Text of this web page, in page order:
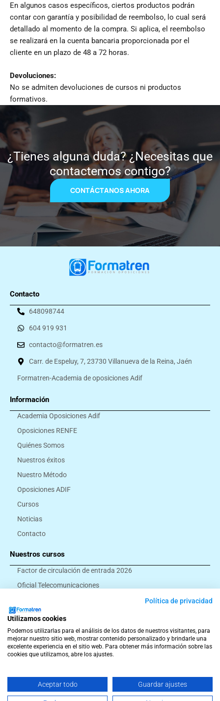
En algunos casos específicos, ciertos productos podrán
contar con garantía y posibilidad de reembolso, lo cual será
detallado al momento de la compra. Si aplica, el reembolso
se realizará en la cuenta bancaria proporcionada por el
cliente en un plazo de 48 a 72 horas.
Devoluciones:
No se admiten devoluciones de cursos ni productos
formativos.
¿Tienes alguna duda? ¿Necesitas que
contactemos contigo?
CONTÁCTANOS AHORA
Contacto
648098744
604 919 931
contacto@formatren.es
Carr. de Espeluy, 7, 23730 Villanueva de la Reina, Jaén
Formatren-Academia de oposiciones Adif
Información
Academia Oposiciones Adif
Oposiciones RENFE
Quiénes Somos
Nuestros éxitos
Nuestro Método
Oposiciones ADIF
Cursos
Noticias
Contacto
Nuestros cursos
Factor de circulación de entrada 2026
Oficial Telecomunicaciones
Ayudante ferroviario
Todos los cursos
© Formatren 2026
Política de Cookies
Política de Envíos, Cancelaciones y Devoluciones
T
F
I
W
Política de privacidad
Utilizamos cookies
Podemos utilizarlas para el análisis de los datos de nuestros visitantes, para
mejorar nuestro sitio web, mostrar contenido personalizado y brindarle una
excelente experiencia en el sitio web. Para obtener más información sobre las
cookies que utilizamos, abre los ajustes.
Aceptar todo Guardar ajustes